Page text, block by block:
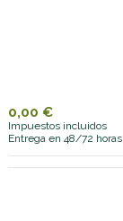
0,00 €
Impuestos incluidos
Entrega en 48/72 horas.